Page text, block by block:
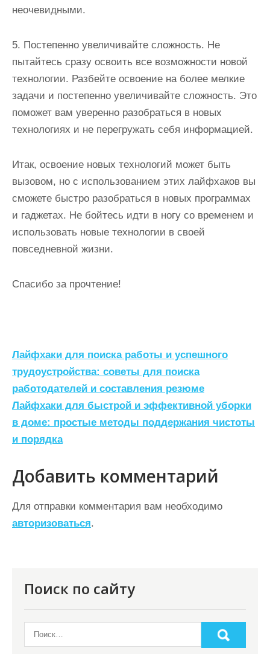
неочевидными.
5. Постепенно увеличивайте сложность. Не
пытайтесь сразу освоить все возможности новой
технологии. Разбейте освоение на более мелкие
задачи и постепенно увеличивайте сложность. Это
поможет вам уверенно разобраться в новых
технологиях и не перегружать себя информацией.
Итак, освоение новых технологий может быть
вызовом, но с использованием этих лайфхаков вы
сможете быстро разобраться в новых программах
и гаджетах. Не бойтесь идти в ногу со временем и
использовать новые технологии в своей
повседневной жизни.
Спасибо за прочтение!
Н
а
в
и
г
ц
я
п
Лайфхаки для поиска работы и успешного
трудоустройства: советы для поиска
работодателей и составления резюме
Лайфхаки для быстрой и эффективной уборки
в доме: простые методы поддержания чистоты
и порядка
Добавить комментарий
Для отправки комментария вам необходимо
авторизоваться.
Поиск по сайту